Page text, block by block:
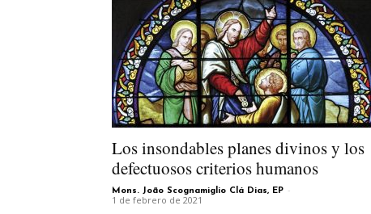
Los insondables planes divinos y los
defectuosos criterios humanos
Mons. João Scognamiglio Clá Dias, EP -
1 de febrero de 2021